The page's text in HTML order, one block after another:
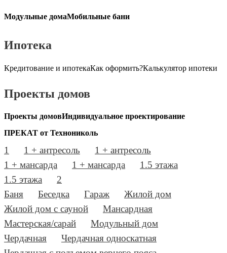
Модульные домаМобильные бани
Ипотека
Кредитование и ипотекаКак оформить?Калькулятор ипотеки
Проекты домов
Проекты домовИндивидуальное проектирование
ПРЕКАТ от Технониколь
1 1 + антресоль
1 + антресоль
1 + мансарда
1 + мансарда
1.5 этажа
1.5 этажа
2
Баня
Беседка Гараж
Жилой дом
Жилой дом с сауной
Мансардная
Мастерская/сарай
Модульный дом
Чердачная
Чердачная односкатная